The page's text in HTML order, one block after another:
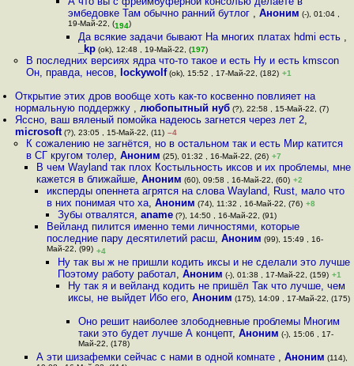
эмбедовке Там обычно ранний бутлог , Аноним (-), 01:04 ,
19-Май-22, (194)
Да всякие задачи бывают На многих платах hdmi есть ,
_kp (ok), 12:48 , 19-Май-22, (197)
В последних версиях ядра что-то такое и есть Ну и есть kmscon
Он, правда, несов, lockywolf(ok), 15:52 , 17-Май-22, (182) +1
Открытие этих дров вообще хоть как-то косвенно повлияет на
нормальную поддержку ,любопытный нуб (?), 22:58 , 15-Май-22, (7)
Яссно, ваш вяленый помойка надеюсь загнется через лет 2,
microsoft (?), 23:05 , 15-Май-22, (11) –4
К сожалению не загнётся, но в остальном так и есть Мир катится
в СГ кругом толер, Аноним (25), 01:32 , 16-Май-22, (26) +7
В чем Wayland так плох Костыльность иксов и их проблемы, мне
кажется в ближайше, Аноним (60), 09:58 , 16-Май-22, (60) +2
иксперды опеннета агрятся на слова Wayland, Rust, мало что
в них понимая что ха,Аноним (74), 11:32 , 16-Май-22, (76) +8
Зубы отвалятся, aname(?), 14:50 , 16-Май-22, (91)
Вейланд пилится именно теми личностями, которые
последние пару десятилетий расш,Аноним (99), 15:49 , 16-
Май-22, (99) +4
Ну так вы ж не пришли кодить иксы и не сделали это лучше
Поэтому работу работал, Аноним (-), 01:38 , 17-Май-22, (159) +1
Ну так я и вейланд кодить не пришёл Так что лучше, чем
иксы, не выйдет Ибо его, Аноним (175), 14:09 , 17-Май-22, (175)
Оно решит наиболее злободневные проблемы Многим
таки это будет лучше А концепт,Аноним (-), 15:06 , 17-
Май-22, (178)
А эти шизафемки сейчас с нами в одной комнате , Аноним (114),